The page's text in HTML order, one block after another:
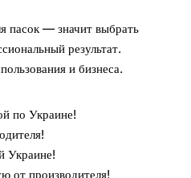
пасок — значит выбрать
результат.
и бизнеса.
по Украине!
Украине!
от производителя!